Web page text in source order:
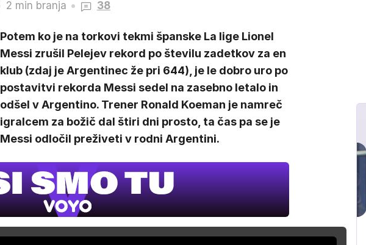
2 min branja 38
Potem ko je na torkovi tekmi španske La lige Lionel
Messi zrušil Pelejev rekord po številu zadetkov za en
klub (zdaj je Argentinec že pri 644), je le dobro uro po
postavitvi rekorda Messi sedel na zasebno letalo in
odšel v Argentino. Trener Ronald Koeman je namreč
igralcem za božič dal štiri dni prosto, ta čas pa se je
Messi odločil preživeti v rodni Argentini.
V živo na VOYO: sreda ob 20.30